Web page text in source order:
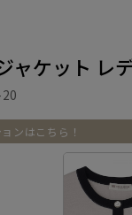
ャケット レ
ンはこちら！